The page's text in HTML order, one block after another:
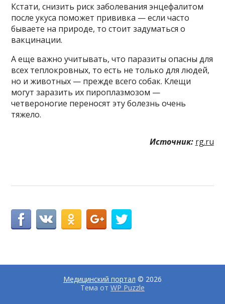
Кстати, снизить риск заболевания энцефалитом
после укуса поможет прививка — если часто
бываете на природе, то стоит задуматься о
вакцинации.
А еще важно учитывать, что паразиты опасны для
всех теплокровных, то есть не только для людей,
но и животных — прежде всего собак. Клещи
могут заразить их пироплазмозом —
четвероногие переносят эту болезнь очень
тяжело.
Источник: rg.ru
Медицинский портал © 2026
Тема от WP Puzzle